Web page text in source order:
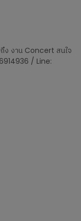
ง งาน Concert สนใจ
/ Line: